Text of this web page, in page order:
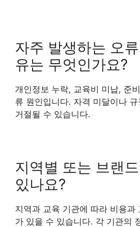
자주 발생하는 오
유는 무엇인가요?
개인정보 누락, 교육비 미납, 준
류 원인입니다. 자격 미달이나
거절될 수 있습니다.
지역별 또는 브랜
있나요?
지역과 교육 기관에 따라 비용과
가 있을 수 있습니다. 각 기관의